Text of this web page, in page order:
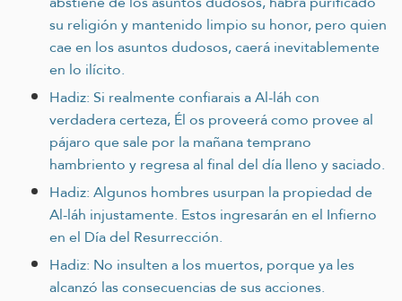
su religión y mantenido limpio su honor, pero quien
cae en los asuntos dudosos, caerá inevitablemente
en lo ilícito.
Hadiz: Si realmente confiarais a Al-láh con
verdadera certeza, Él os proveerá como provee al
pájaro que sale por la mañana temprano
hambriento y regresa al final del día lleno y saciado.
Hadiz: Algunos hombres usurpan la propiedad de
Al-láh injustamente. Estos ingresarán en el Infierno
en el Día del Resurrección.
Hadiz: No insulten a los muertos, porque ya les
alcanzó las consecuencias de sus acciones.